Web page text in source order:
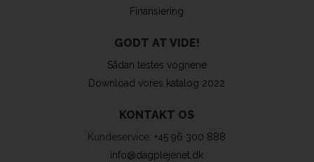
Finansiering
GODT AT VIDE!
Sådan testes vognene
Download vores katalog 2022
KONTAKT OS
Kundeservice:+45 96 300 888
info@dagplejenet.dk